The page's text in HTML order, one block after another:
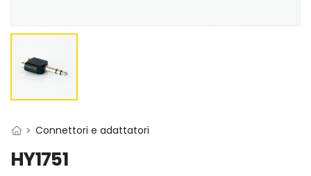
Connettori e adattatori
HY1751